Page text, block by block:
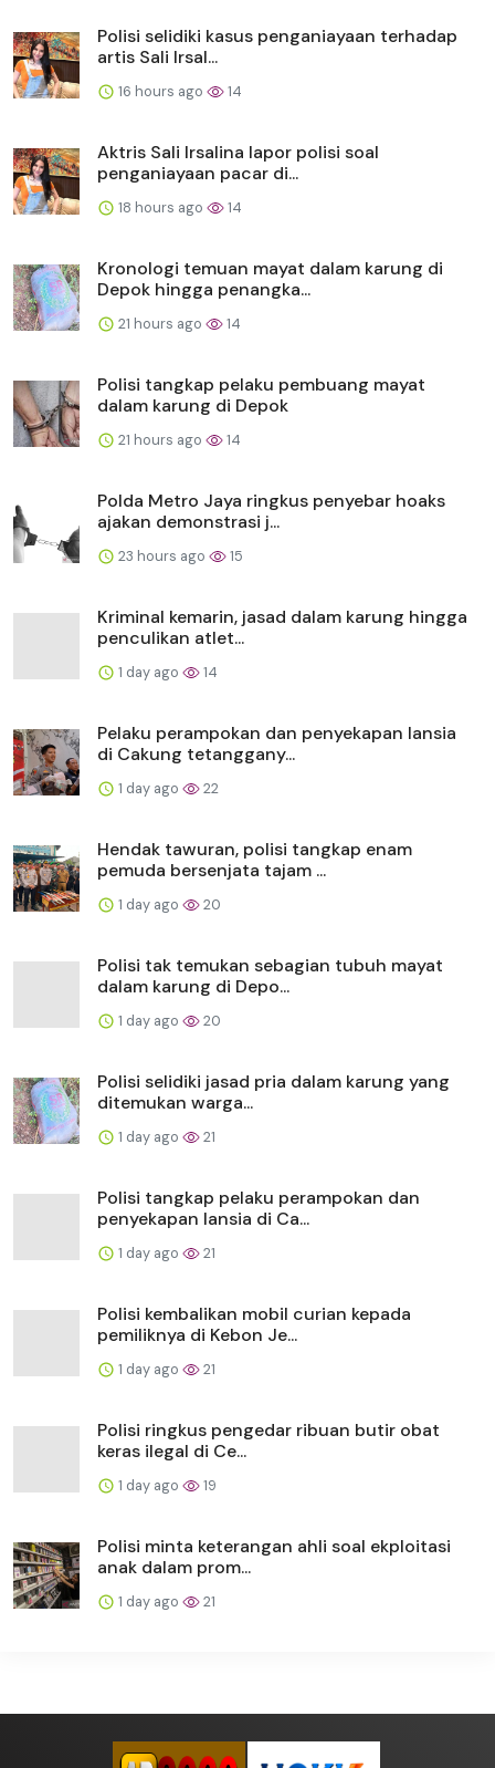
Polisi selidiki kasus penganiayaan terhadap
artis Sali Irsal...
16 hours ago 14
Aktris Sali Irsalina lapor polisi soal
penganiayaan pacar di...
18 hours ago 14
Kronologi temuan mayat dalam karung di
Depok hingga penangka...
21 hours ago 14
Polisi tangkap pelaku pembuang mayat
dalam karung di Depok
21 hours ago 14
Polda Metro Jaya ringkus penyebar hoaks
ajakan demonstrasi j...
23 hours ago 15
Kriminal kemarin, jasad dalam karung hingga
penculikan atlet...
1 day ago 14
Pelaku perampokan dan penyekapan lansia
di Cakung tetanggany...
1 day ago 22
Hendak tawuran, polisi tangkap enam
pemuda bersenjata tajam ...
1 day ago 20
Polisi tak temukan sebagian tubuh mayat
dalam karung di Depo...
1 day ago 20
Polisi selidiki jasad pria dalam karung yang
ditemukan warga...
1 day ago 21
Polisi tangkap pelaku perampokan dan
penyekapan lansia di Ca...
1 day ago 21
Polisi kembalikan mobil curian kepada
pemiliknya di Kebon Je...
1 day ago 21
Polisi ringkus pengedar ribuan butir obat
keras ilegal di Ce...
1 day ago 19
Polisi minta keterangan ahli soal ekploitasi
anak dalam prom...
1 day ago 21